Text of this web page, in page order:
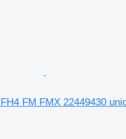
FM FMX 22449430